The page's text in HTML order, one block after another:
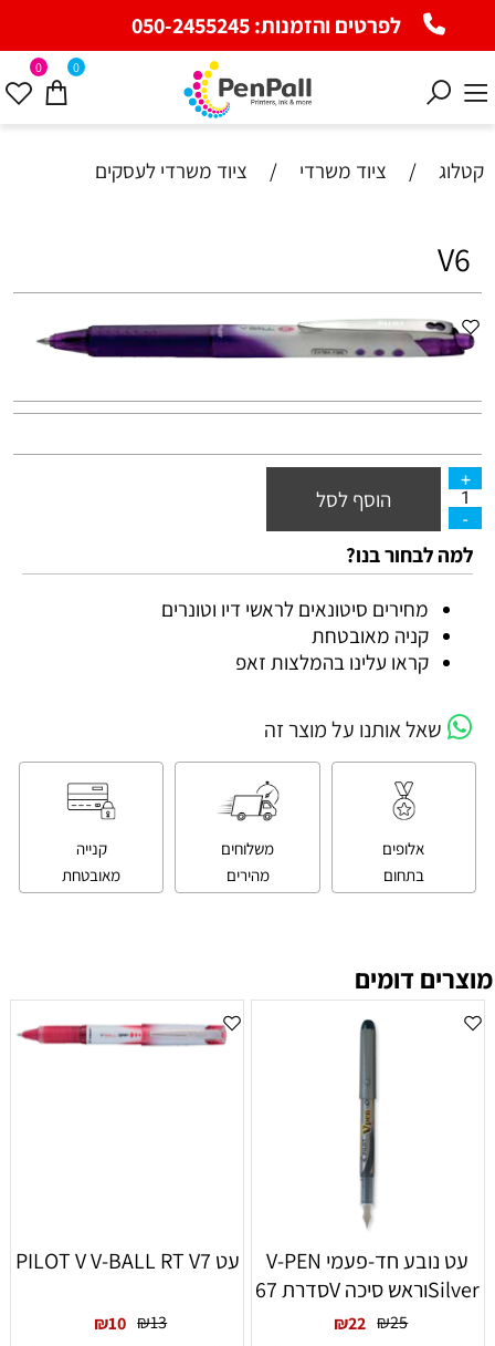
לפרטים והזמנות:050-2455245
0 0
קטלוג / ציוד משרדי / ציוד משרדי לעסקים
V6
הוסף לסל
למה לבחור בנו?
מחירים סיטונאים לראשי דיו וטונרים
קניה מאובטחת
קראו עלינו בהמלצות זאפ
שאל אותנו על מוצר זה
אלופים
בתחום
משלוחים
מהירים
קנייה
מאובטחת
מוצרים דומים
עט נובע חד-פעמי V-PEN
Silverוראש סיכה Vסדרת 67
₪25
₪22
עט PILOT V V-BALL RT V7
₪13
₪10